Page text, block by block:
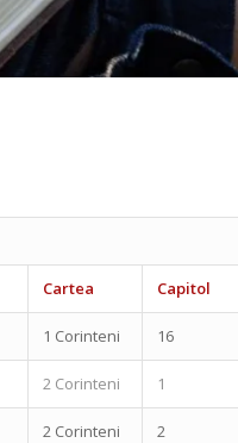
Cartea Capitol
1 Corinteni 16
2 Corinteni 1
2 Corinteni 2